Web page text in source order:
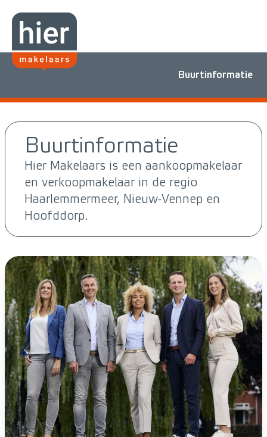
Buurtinformatie
Buurtinformatie
Hier Makelaars is een aankoopmakelaar
en verkoopmakelaar in de regio
Haarlemmermeer, Nieuw-Vennep en
Hoofddorp.